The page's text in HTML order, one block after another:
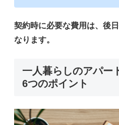
契約時に必要な費用は、後
なります。
一人暮らしのアパー
6つのポイント